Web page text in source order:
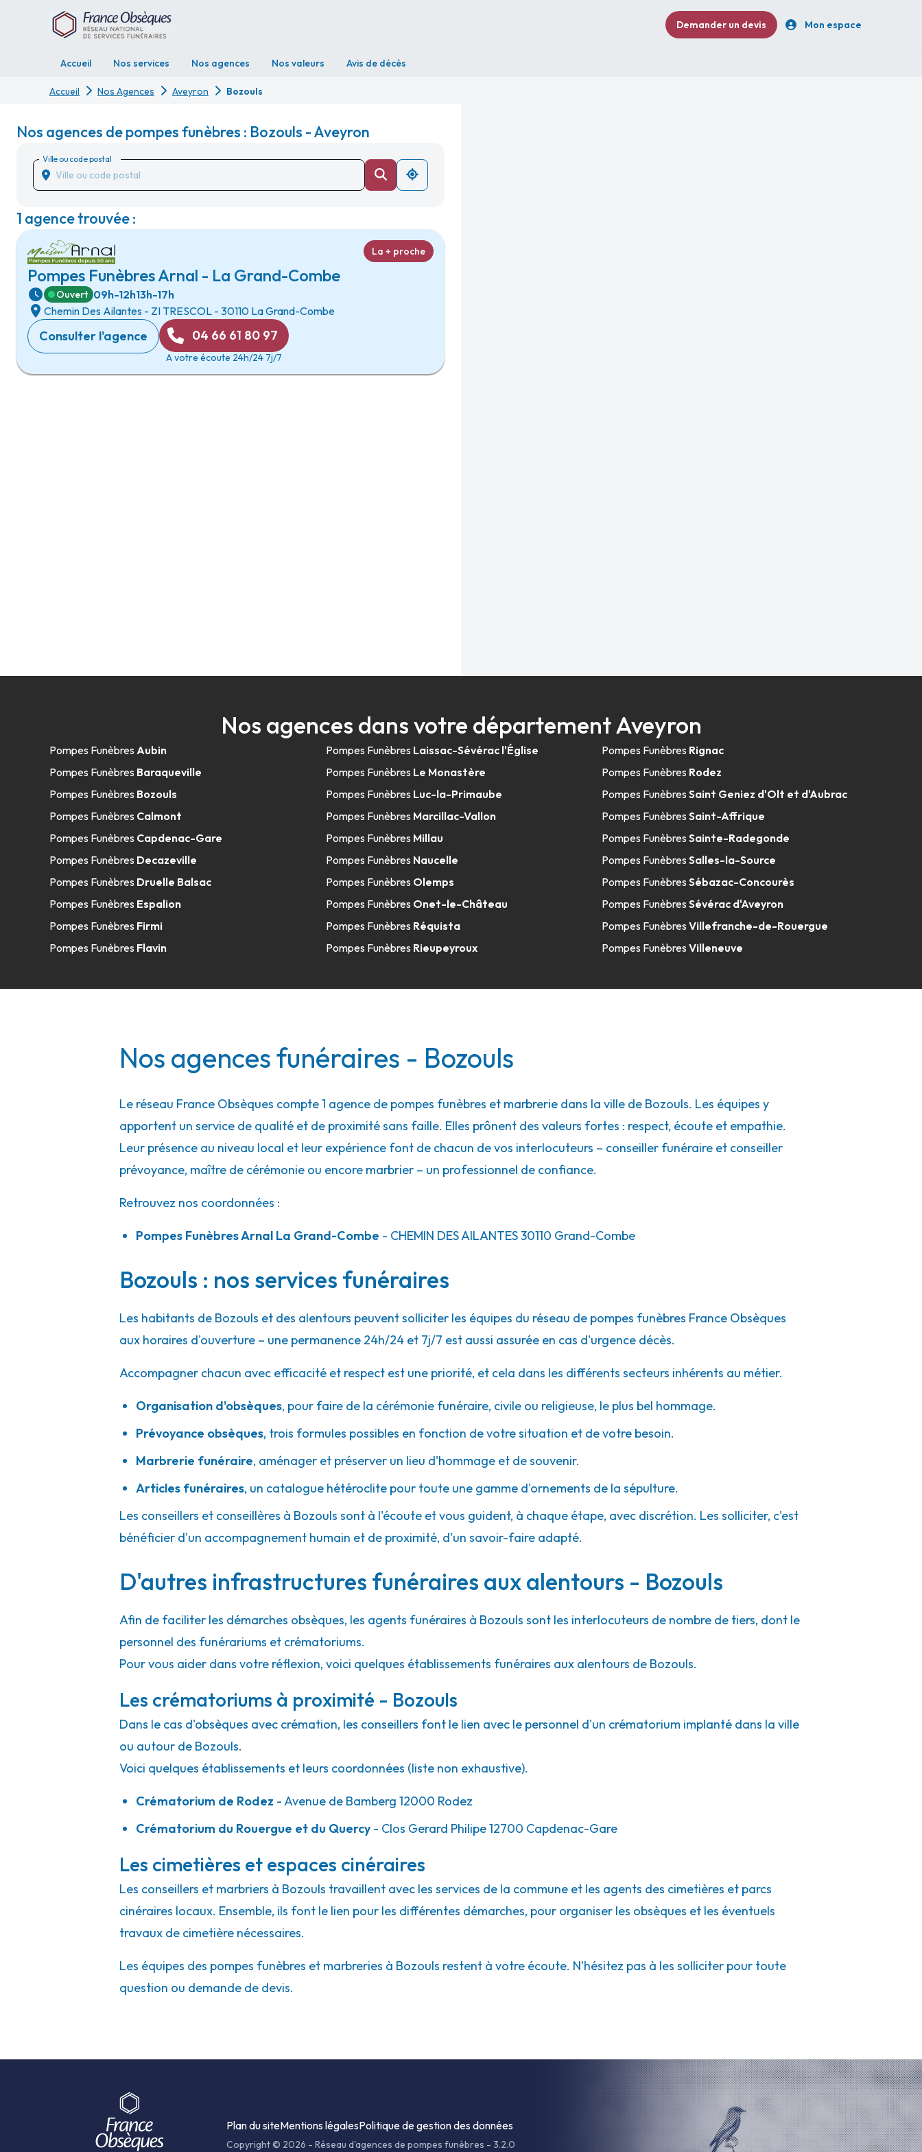
Demander un devis Mon espace
Accueil Nos services Nos agences Nos valeurs Avis de décès
Accueil Nos Agences Aveyron Bozouls
Nos agences de pompes funèbres : Bozouls - Aveyron
Ville ou code postal
1 agence trouvée :
Pompes Funèbres Arnal - La Grand-Combe
La + proche
Ouvert 09h-12h13h-17h
Chemin Des Ailantes - ZI TRESCOL - 30110 La Grand-Combe
Consulter l'agence 04 66 61 80 97
A votre écoute 24h/24 7j/7
Nos agences dans votre département Aveyron
Pompes Funèbres Aubin
Pompes Funèbres Baraqueville
Pompes Funèbres Bozouls
Pompes Funèbres Calmont
Pompes Funèbres Capdenac-Gare
Pompes Funèbres Decazeville
Pompes Funèbres Druelle Balsac
Pompes Funèbres Espalion
Pompes Funèbres Firmi
Pompes Funèbres Flavin
Pompes Funèbres Laissac-Sévérac l'Église
Pompes Funèbres Le Monastère
Pompes Funèbres Luc-la-Primaube
Pompes Funèbres Marcillac-Vallon
Pompes Funèbres Millau
Pompes Funèbres Naucelle
Pompes Funèbres Olemps
Pompes Funèbres Onet-le-Château
Pompes Funèbres Réquista
Pompes Funèbres Rieupeyroux
Pompes Funèbres Rignac
Pompes Funèbres Rodez
Pompes FunèbresSaint Geniez d'Olt et d'Aubrac
Pompes FunèbresSaint-Affrique
Pompes FunèbresSainte-Radegonde
Pompes FunèbresSalles-la-Source
Pompes FunèbresSébazac-Concourès
Pompes FunèbresSévérac d'Aveyron
Pompes FunèbresVillefranche-de-Rouergue
Pompes FunèbresVilleneuve
Nos agences funéraires - Bozouls
Le réseau France Obsèques compte 1 agence de pompes funèbres et marbrerie dans la ville de Bozouls. Les équipes y
apportent un service de qualité et de proximité sans faille. Elles prônent des valeurs fortes : respect, écoute et empathie.
Leur présence au niveau local et leur expérience font de chacun de vos interlocuteurs – conseiller funéraire et conseiller
prévoyance, maître de cérémonie ou encore marbrier – un professionnel de confiance.
Retrouvez nos coordonnées :
Pompes Funèbres Arnal La Grand-Combe - CHEMIN DES AILANTES30110 Grand-Combe
Bozouls : nos services funéraires
Les habitants de Bozouls et des alentours peuvent solliciter les équipes du réseau de pompes funèbres France Obsèques
aux horaires d'ouverture – une permanence 24h/24 et 7j/7 est aussi assurée en cas d'urgence décès.
Accompagner chacun avec efficacité et respect est une priorité, et cela dans les différents secteurs inhérents au métier.
Organisation d'obsèques, pour faire de la cérémonie funéraire, civile ou religieuse, le plus bel hommage.
Prévoyance obsèques, trois formules possibles en fonction de votre situation et de votre besoin.
Marbrerie funéraire, aménager et préserver un lieu d'hommage et de souvenir.
Articles funéraires, un catalogue hétéroclite pour toute une gamme d'ornements de la sépulture.
Les conseillers et conseillères à Bozouls sont à l'écoute et vous guident, à chaque étape, avec discrétion. Les solliciter, c'est
bénéficier d'un accompagnement humain et de proximité, d'un savoir-faire adapté.
D'autres infrastructures funéraires aux alentours - Bozouls
Afin de faciliter les démarches obsèques, les agents funéraires à Bozouls sont les interlocuteurs de nombre de tiers, dont le
personnel des funérariums et crématoriums.
Pour vous aider dans votre réflexion, voici quelques établissements funéraires aux alentours de Bozouls.
Les crématoriums à proximité - Bozouls
Dans le cas d'obsèques avec crémation, les conseillers font le lien avec le personnel d'un crématorium implanté dans la ville
ou autour de Bozouls.
Voici quelques établissements et leurs coordonnées (liste non exhaustive).
Crématorium de Rodez - Avenue de Bamberg 12000 Rodez
Crématorium du Rouergue et du Quercy- Clos Gerard Philipe 12700 Capdenac-Gare
Les cimetières et espaces cinéraires
Les conseillers et marbriers à Bozouls travaillent avec les services de la commune et les agents des cimetières et parcs
cinéraires locaux. Ensemble, ils font le lien pour les différentes démarches, pour organiser les obsèques et les éventuels
travaux de cimetière nécessaires.
Les équipes des pompes funèbres et marbreries à Bozouls restent à votre écoute. N'hésitez pas à les solliciter pour toute
question ou demande de devis.
Plan du siteMentions légalesPolitique de gestion des données
Copyright © 2026 - Réseau d'agences de pompes funèbres - 3.2.0